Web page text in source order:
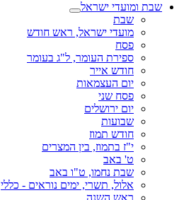
שבת ומועדי ישראל
שבת
מועדי ישראל, ראש חודש
פסח
ספירת העומר, ל"ג בעומר
חודש אייר
יום העצמאות
פסח שני
יום ירושלים
שבועות
חודש תמוז
י"ז בתמוז, בין המצרים
ט' באב
שבת נחמו, ט"ו באב
אלול, תשרי, ימים נוראים - כללי